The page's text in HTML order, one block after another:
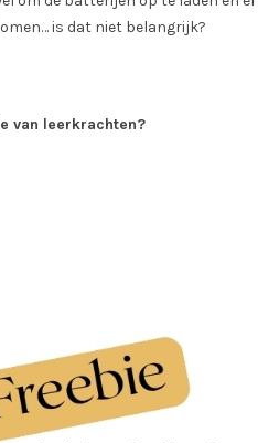
is dat niet belangrijk?
van leerkrachten?